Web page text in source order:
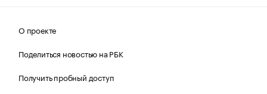
О проекте
Поделиться новостью на РБК
Получить пробный доступ